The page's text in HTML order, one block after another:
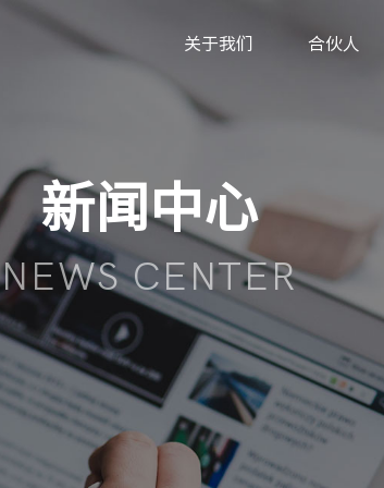
关于我们 合伙人
新闻中心
NEWS CENTER